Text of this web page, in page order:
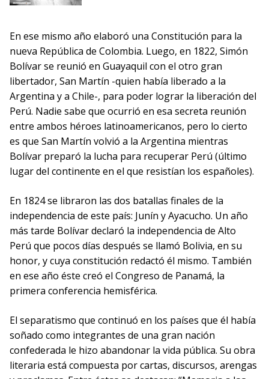
En ese mismo año elaboró una Constitución para la
nueva República de Colombia. Luego, en 1822, Simón
Bolívar se reunió en Guayaquil con el otro gran
libertador, San Martín -quien había liberado a la
Argentina y a Chile-, para poder lograr la liberación del
Perú. Nadie sabe que ocurrió en esa secreta reunión
entre ambos héroes latinoamericanos, pero lo cierto
es que San Martín volvió a la Argentina mientras
Bolívar preparó la lucha para recuperar Perú (último
lugar del continente en el que resistían los españoles).
En 1824 se libraron las dos batallas finales de la
independencia de este país: Junín y Ayacucho. Un año
más tarde Bolívar declaró la independencia de Alto
Perú que pocos días después se llamó Bolivia, en su
honor, y cuya constitución redactó él mismo. También
en ese año éste creó el Congreso de Panamá, la
primera conferencia hemisférica.
El separatismo que continuó en los países que él había
soñado como integrantes de una gran nación
confederada le hizo abandonar la vida pública. Su obra
literaria está compuesta por cartas, discursos, arengas